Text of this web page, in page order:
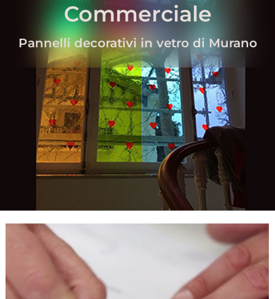
Commerciale
Pannelli decorativi in vetro di Murano